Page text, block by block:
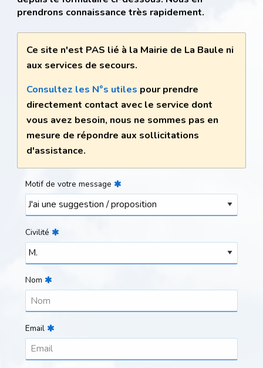
prendrons connaissance très rapidement.
Ce site n'est PAS lié à la Mairie de La Baule ni
aux services de secours.
Consultez les N°s utiles pour prendre
directement contact avec le service dont
vous avez besoin, nous ne sommes pas en
mesure de répondre aux sollicitations
d'assistance.
Motif de votre message
Civilité
Nom
Email